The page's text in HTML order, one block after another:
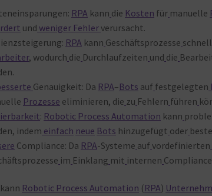
RPA kann die Kosten für manuelle
und weniger Fehlerverursacht.
RPA kann Geschäftsprozesse
, wodurch die Durchlaufzeiten und die
Genauigkeit: Da RPA–Bots auf festgelegten
Prozesse eliminieren, die zu Fehlern führen
: Robotic Process Automation kann
indem einfach neue Bots hinzugefügt oder
Compliance: Da RPA-Systeme auf vordefinierten
im Einklang mit internen
kann Robotic Process Automation ( RPA)